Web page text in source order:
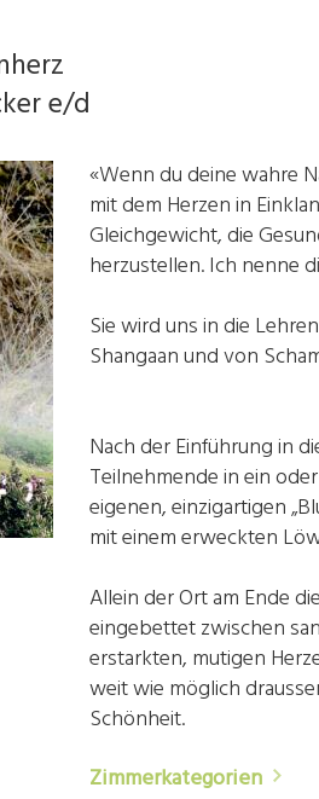
e/d
«Wenn du deine wahre
mit dem Herzen in
Gleichgewicht, die
herzustellen. Ich nenne
Sie wird uns in die
Shangaan und von
Nach der Einführung in
Teilnehmende in ein
eigenen, einzigartigen
mit einem erweckten
Allein der Ort am Ende
eingebettet zwischen
erstarkten, mutigen
weit wie möglich
Schönheit.
Zimmerkategorien